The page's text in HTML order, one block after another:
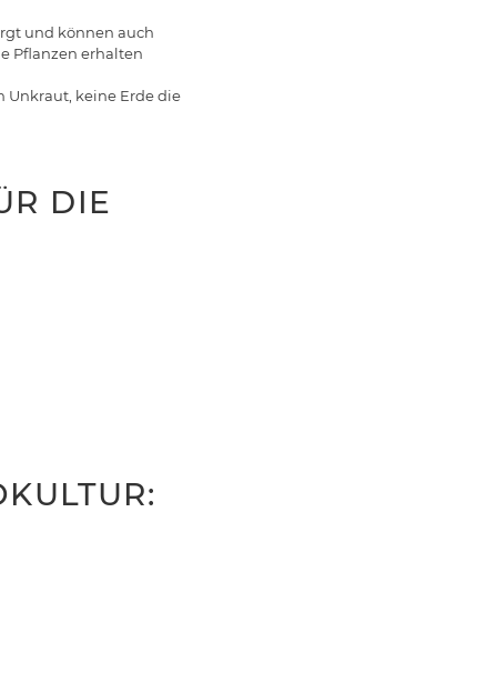
und können auch
Pflanzen erhalten
Unkraut, keine Erde die
DIE